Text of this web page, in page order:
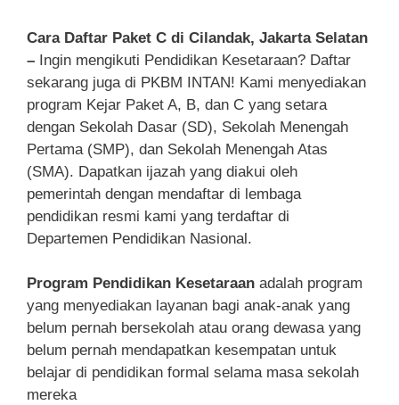
Cara Daftar Paket C di Cilandak, Jakarta Selatan
– Ingin mengikuti Pendidikan Kesetaraan? Daftar
sekarang juga di PKBM INTAN! Kami menyediakan
program Kejar Paket A, B, dan C yang setara
dengan Sekolah Dasar (SD), Sekolah Menengah
Pertama (SMP), dan Sekolah Menengah Atas
(SMA). Dapatkan ijazah yang diakui oleh
pemerintah dengan mendaftar di lembaga
pendidikan resmi kami yang terdaftar di
Departemen Pendidikan Nasional.
Program Pendidikan Kesetaraan adalah program
yang menyediakan layanan bagi anak-anak yang
belum pernah bersekolah atau orang dewasa yang
belum pernah mendapatkan kesempatan untuk
belajar di pendidikan formal selama masa sekolah
mereka